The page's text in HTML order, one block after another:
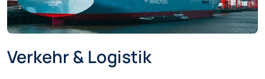
Verkehr & Logistik